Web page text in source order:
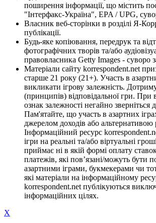
поширення інформації, що містить
"Інтерфакс-Україна", EPA / UPG,
Власник веб-сторінки в розділі Я-
публікації.
Будь-яке копіювання, передрук та
фотографічних творів та/або
правовласника Getty Images - суворо
Матеріали сайту korrespondent.net
старше 21 року (21+). Участь в
викликати ігрову залежність.
(принципів) відповідальної гри. При
ознак залежності негайно зверніться
Пам'ятайте, що участь в азартних
джерелом доходів або альтернативою
Інформаційний ресурс
ігри на реальні та/або віртуальні
приймає ні в якій формі оплату
платежів, які пов’язані/можуть бути
азартними іграми, букмекерами чи
які матеріали на інформаційному
korrespondent.net публікуються
інформаційних цілях.
X